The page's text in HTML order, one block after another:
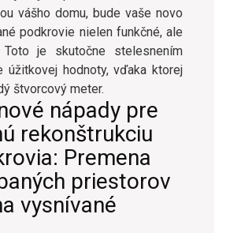
vášho domu, bude vaše novo
podkrovie nielen funkčné, ale
je skutočne stelesnením
úžitkovej hodnoty, vďaka ktorej
štvorcový meter.
nápady pre
rekonštrukciu
Premena
priestorov
vysnívané